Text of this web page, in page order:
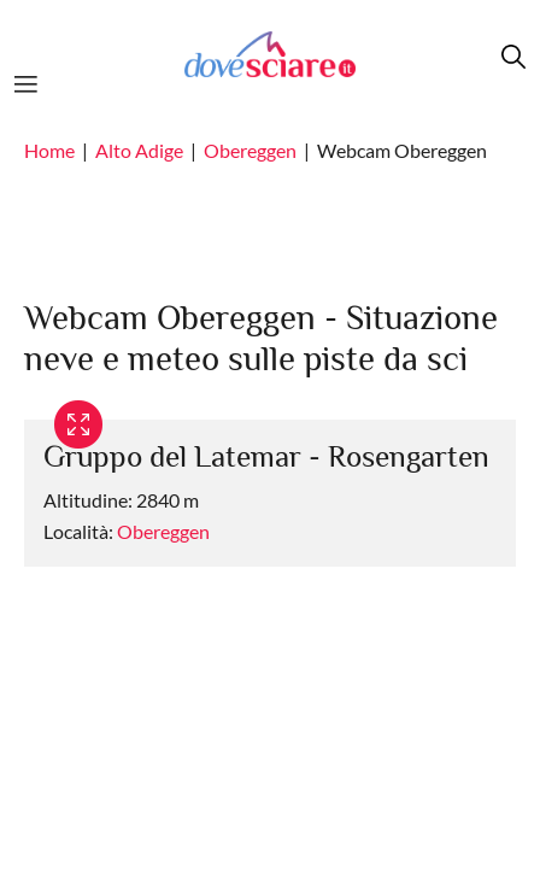
Home Alto Adige Obereggen Webcam Obereggen
Webcam Obereggen - Situazione
neve e meteo sulle piste da sci
Gruppo del Latemar - Rosengarten
Altitudine: 2840 m
Località: Obereggen